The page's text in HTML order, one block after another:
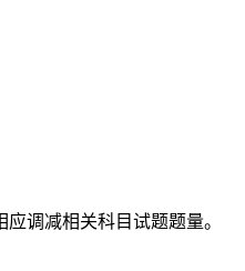
调减相关科目试题题量。